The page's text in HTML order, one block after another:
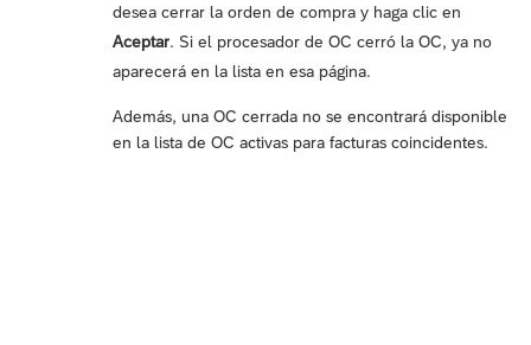
desea cerrar la orden de compra y haga clic en
Aceptar. Si el procesador de OC cerró la OC, ya no
aparecerá en la lista en esa página.
Además, una OC cerrada no se encontrará disponible
en la lista de OC activas para facturas coincidentes.